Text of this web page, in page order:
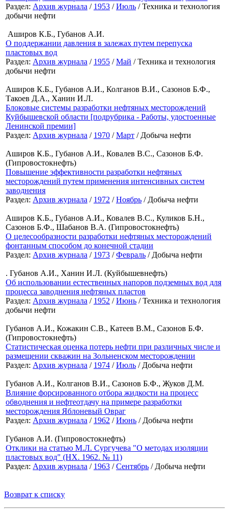
Раздел: Архив журнала / 1953 /Июль / Техника и технология
добычи нефти
Аширов К.Б., Губанов А.И.
О поддержании давления в залежах путем перепуска
пластовых вод
Раздел: Архив журнала / 1955 /Май / Техника и технология
добычи нефти
Аширов К.Б., Губанов А.И., Колганов В.И., Сазонов Б.Ф.,
Такоев Д.А., Ханин И.Л.
Блоковые системы разработки нефтяных месторождений
Куйбышевской области [подрубрика - Работы, удостоенные
Ленинской премии]
Раздел: Архив журнала / 1970 /Март / Добыча нефти
Аширов К.Б., Губанов А.И., Ковалев В.С., Сазонов Б.Ф.
(Гипровостокнефть)
Повышение эффективности разработки нефтяных
месторождений путем применения интенсивных систем
заводнения
Раздел: Архив журнала / 1972 /Ноябрь / Добыча нефти
Аширов К.Б., Губанов А.И., Ковалев В.С., Куликов Б.Н.,
Сазонов Б.Ф., Шабанов В.А. (Гипровостокнефть)
О целесообразности разработки нефтяных месторождений
фонтанным способом до конечной стадии
Раздел: Архив журнала / 1973 /Февраль / Добыча нефти
. Губанов А.И., Ханин И.Л. (Куйбышевнефть)
Об использовании естественных напоров подземных вод для
процесса заводнения нефтяных пластов
Раздел: Архив журнала / 1952 /Июнь / Техника и технология
добычи нефти
Губанов А.И., Кожакин С.В., Катеев В.М., Сазонов Б.Ф.
(Гипровостокнефть)
Статистическая оценка потерь нефти при различных числе и
размещении скважин на Зольненском месторождении
Раздел: Архив журнала / 1974 /Июль / Добыча нефти
Губанов А.И., Колганов В.И., Сазонов Б.Ф., Жуков Д.М.
Влияние форсированного отбора жидкости на процесс
обводнения и нефтеотдачу на примере разработки
месторождения Яблоневый Овраг
Раздел: Архив журнала / 1962 /Июнь / Добыча нефти
Губанов А.И. (Гипровостокнефть)
Отклики на статью М.Л. Сургучева "О методах изоляции
пластовых вод" (НХ. 1962. № 11)
Раздел: Архив журнала / 1963 /Сентябрь / Добыча нефти
Возврат к списку